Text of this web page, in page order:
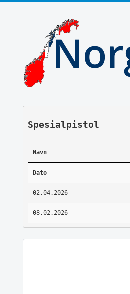
Spesialpistol
Navn
Dato
02.04.2026
08.02.2026